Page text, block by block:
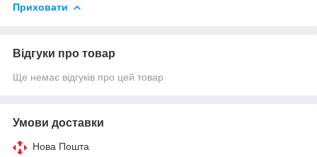
Приховати
Відгуки про товар
Ще немає відгуків про цей товар
Умови доставки
Нова Пошта